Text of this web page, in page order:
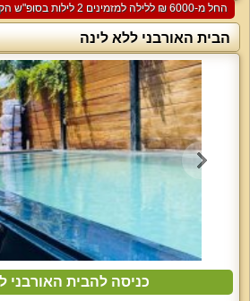
החל מ-‏6000 ₪ ללילה למזמינים 2 לילות בסופ"ש הקרוב
הבית האורבני ללא לינה
כניסה להבית האורבני